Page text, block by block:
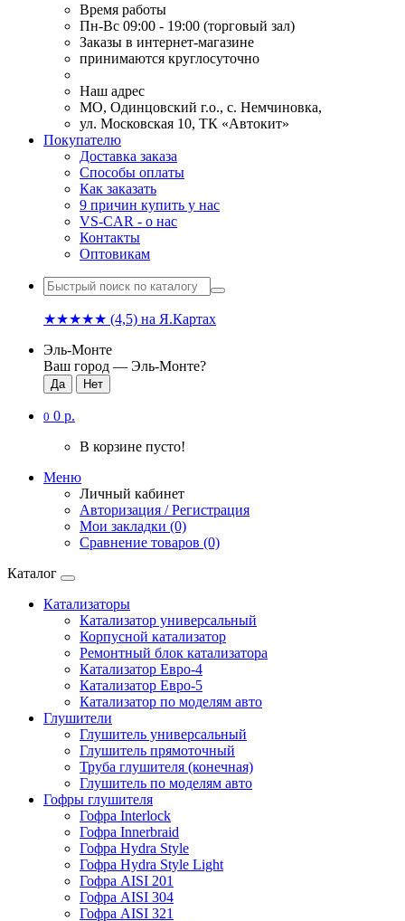
Время работы
Пн-Вс 09:00 - 19:00 (торговый зал)
Заказы в интернет-магазине
принимаются круглосуточно
Наш адрес
МО, Одинцовский г.о., с. Немчиновка,
ул. Московская 10, ТК «Автокит»
Покупателю
Доставка заказа
Способы оплаты
Как заказать
9 причин купить у нас
VS-CAR - о нас
Контакты
Оптовикам
★★★★★ (4,5) на Я.Картах
Эль-Монте
Ваш город — Эль-Монте?
0 0 р.
В корзине пусто!
Меню
Личный кабинет
Авторизация / Регистрация
Мои закладки (0)
Сравнение товаров (0)
Каталог
Катализаторы
Катализатор универсальный
Корпусной катализатор
Ремонтный блок катализатора
Катализатор Евро-4
Катализатор Евро-5
Катализатор по моделям авто
Глушители
Глушитель универсальный
Глушитель прямоточный
Труба глушителя (конечная)
Глушитель по моделям авто
Гофры глушителя
Гофра Interlock
Гофра Innerbraid
Гофра Hydra Style
Гофра Hydra Style Light
Гофра AISI 201
Гофра AISI 304
Гофра AISI 321